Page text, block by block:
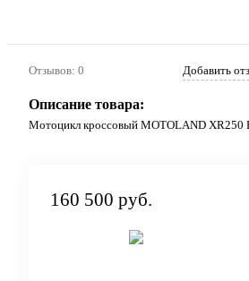
Отзывов: 0 Добавить
Описание товара:
Мотоцикл кроссовый MOTOLAND XR250
160 500 руб.